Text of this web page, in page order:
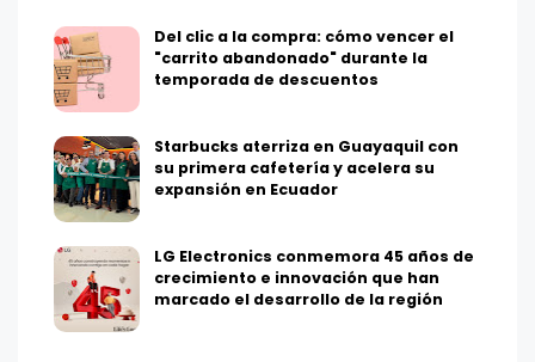
Del clic a la compra: cómo vencer el
"carrito abandonado" durante la
temporada de descuentos
Starbucks aterriza en Guayaquil con
su primera cafetería y acelera su
expansión en Ecuador
LG Electronics conmemora 45 años de
crecimiento e innovación que han
marcado el desarrollo de la región